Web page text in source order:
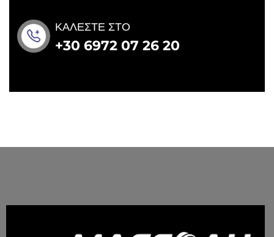
ΚΑΛΕΣΤΕ ΣΤΟ
+30 6972 07 26 20